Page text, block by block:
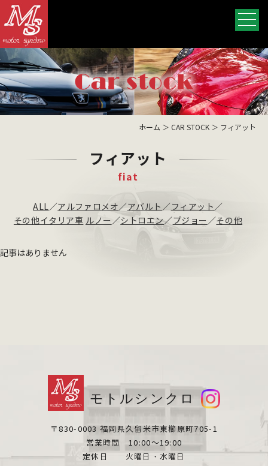
ホーム ＞ CAR STOCK ＞ フィアット
フィアット
fiat
ALL／アルファロメオ／アバルト ／ フィアット／
その他イタリア車 ルノー／シトロエン／プジョー／その他
記事はありません
モトルシンクロ
〒830-0003 福岡県久留米市東櫛原町705-1
営業時間 10:00～19:00
定休日 火曜日・水曜日